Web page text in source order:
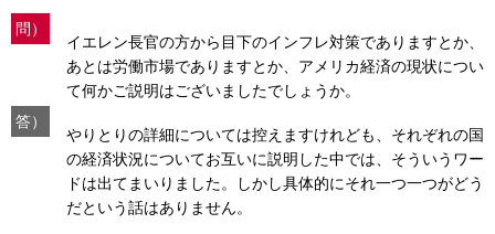
問）
イエレン長官の方から目下のインフレ対策でありますとか、
あとは労働市場でありますとか、アメリカ経済の現状につい
て何かご説明はございましたでしょうか。
答）
やりとりの詳細については控えますけれども、それぞれの国
の経済状況についてお互いに説明した中では、そういうワー
ドは出てまいりました。しかし具体的にそれ一つ一つがどう
だという話はありません。